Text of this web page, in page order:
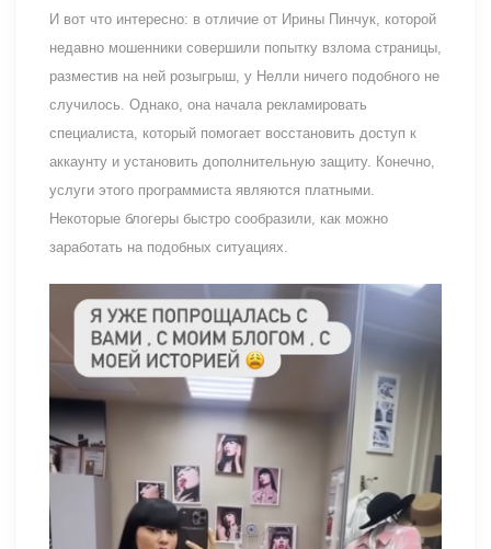
И вот что интересно: в отличие от Ирины Пинчук, которой
недавно мошенники совершили попытку взлома страницы,
разместив на ней розыгрыш, у Нелли ничего подобного не
случилось. Однако, она начала рекламировать
специалиста, который помогает восстановить доступ к
аккаунту и установить дополнительную защиту. Конечно,
услуги этого программиста являются платными.
Некоторые блогеры быстро сообразили, как можно
заработать на подобных ситуациях.